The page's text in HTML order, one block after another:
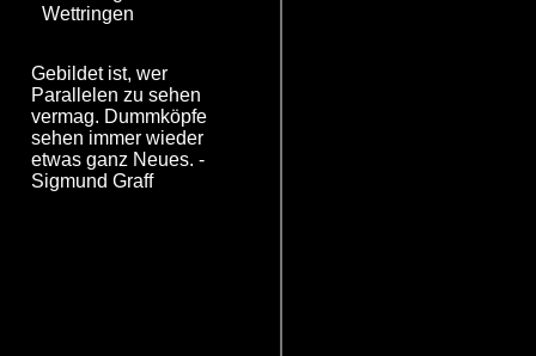
Wettringen
Gebildet ist, wer
Parallelen zu sehen
vermag. Dummköpfe
sehen immer wieder
etwas ganz Neues. -
Sigmund Graff